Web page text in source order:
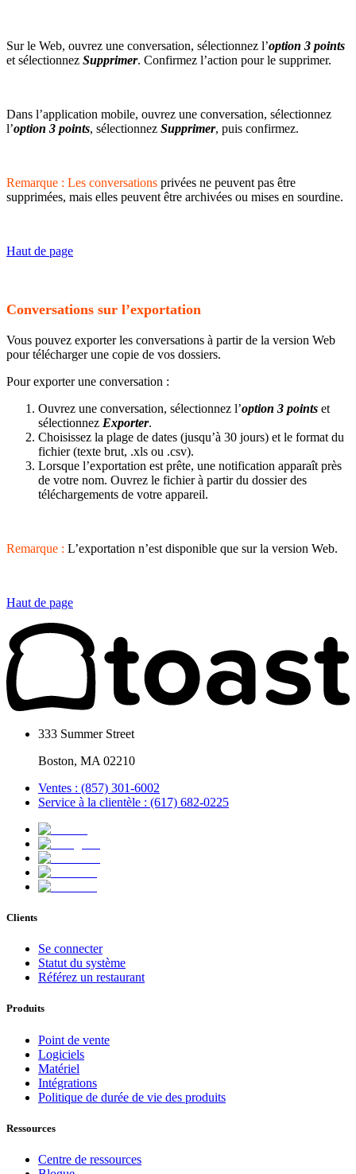
Sur le Web, ouvrez une conversation, sélectionnez l’option 3 points
et sélectionnez Supprimer. Confirmez l’action pour le supprimer.
Dans l’application mobile, ouvrez une conversation, sélectionnez
l’option 3 points, sélectionnez Supprimer, puis confirmez.
Remarque : Les conversations privées ne peuvent pas être
supprimées, mais elles peuvent être archivées ou mises en sourdine.
Haut de page
Conversations sur l’exportation
Vous pouvez exporter les conversations à partir de la version Web
pour télécharger une copie de vos dossiers.
Pour exporter une conversation :
Ouvrez une conversation, sélectionnez l’option 3 points et
sélectionnez Exporter.
Choisissez la plage de dates (jusqu’à 30 jours) et le format du
fichier (texte brut, .xls ou .csv).
Lorsque l’exportation est prête, une notification apparaît près
de votre nom. Ouvrez le fichier à partir du dossier des
téléchargements de votre appareil.
Remarque : L’exportation n’est disponible que sur la version Web.
Haut de page
333 Summer Street
Boston, MA 02210
Ventes : (857) 301-6002
Service à la clientèle : (617) 682-0225
Clients
Se connecter
Statut du système
Référez un restaurant
Produits
Point de vente
Logiciels
Matériel
Intégrations
Politique de durée de vie des produits
Ressources
Centre de ressources